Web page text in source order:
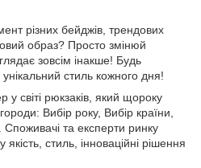
різних бейджів, трендових
образ? Просто змінюй
зовсім інакше! Будь
стиль кожного дня!
світі рюкзаків, який щороку
Вибір року, Вибір країни,
та експерти ринку
стиль, інноваційні рішення